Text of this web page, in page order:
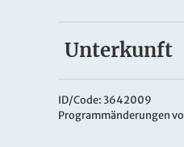
Unterkunft
Ihr Hotel
DasHotel Egitz
Gastlichkeit. Der
ID/Code: 3642009
Programmänderungen